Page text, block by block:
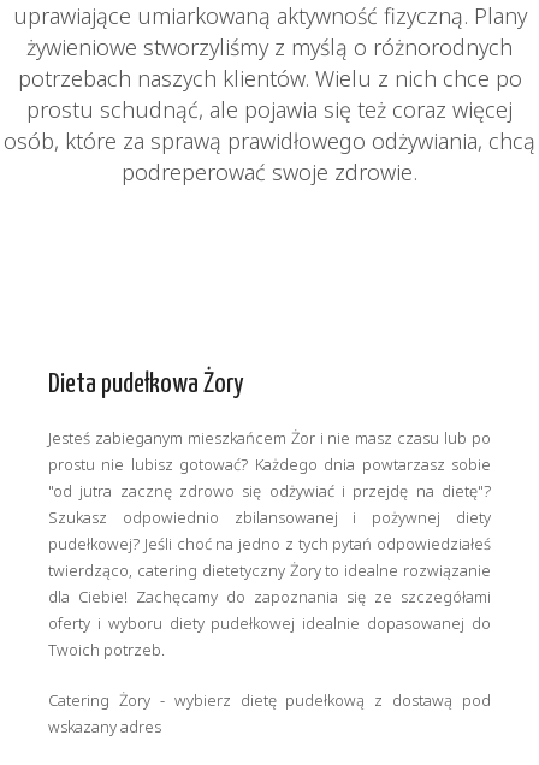
uprawiające umiarkowaną aktywność fizyczną. Plany
żywieniowe stworzyliśmy z myślą o różnorodnych
potrzebach naszych klientów. Wielu z nich chce po
prostu schudnąć, ale pojawia się też coraz więcej
osób, które za sprawą prawidłowego odżywiania, chcą
podreperować swoje zdrowie.
Dieta pudełkowa Żory
Jesteś zabieganym mieszkańcem Żor i nie masz czasu lub po
prostu nie lubisz gotować? Każdego dnia powtarzasz sobie
"od jutra zacznę zdrowo się odżywiać i przejdę na dietę"?
Szukasz odpowiednio zbilansowanej i pożywnej diety
pudełkowej? Jeśli choć na jedno z tych pytań odpowiedziałeś
twierdząco, catering dietetyczny Żory to idealne rozwiązanie
dla Ciebie! Zachęcamy do zapoznania się ze szczegółami
oferty i wyboru diety pudełkowej idealnie dopasowanej do
Twoich potrzeb.
Catering Żory - wybierz dietę pudełkową z dostawą pod
wskazany adres